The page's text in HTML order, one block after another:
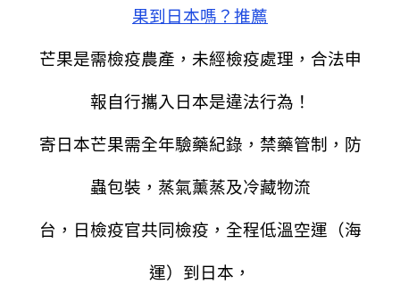
果到日本嗎？推薦
芒果是需檢疫農產，未經檢疫處理，合法申
報自行攜入日本是違法行為！
寄日本芒果需全年驗藥紀錄，禁藥管制，防
蟲包裝，蒸氣薰蒸及冷藏物流
台，日檢疫官共同檢疫，全程低溫空運（海
運）到日本，